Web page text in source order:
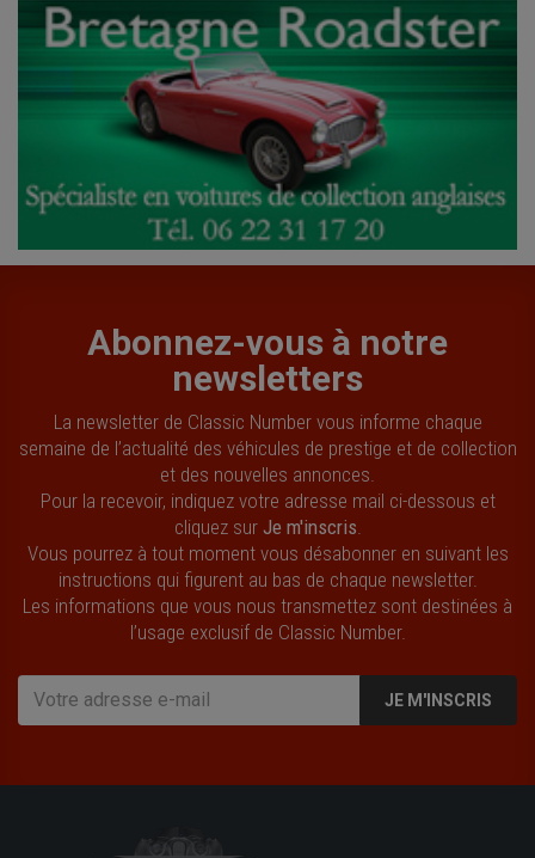
Abonnez-vous à notre
newsletters
La newsletter de Classic Number vous informe chaque
semaine de l’actualité des véhicules de prestige et de collection
et des nouvelles annonces.
Pour la recevoir, indiquez votre adresse mail ci-dessous et
cliquez sur Je m'inscris
Vous pourrez à tout moment vous désabonner en suivant les
instructions qui figurent au bas de chaque newsletter.
Les informations que vous nous transmettez sont destinées à
l’usage exclusif de Classic Number.
JE M'INSCRIS